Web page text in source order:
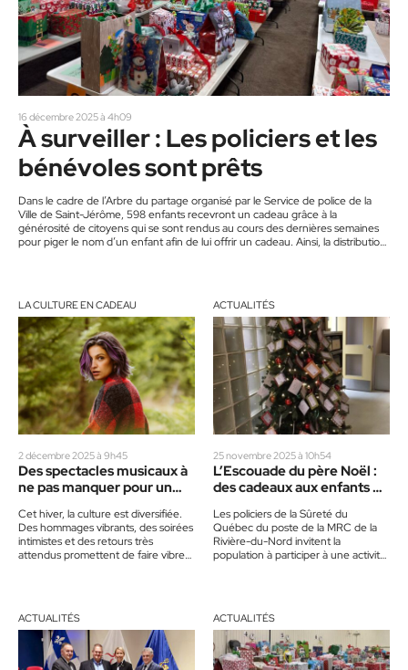
16 décembre 2025 à 4h09
À surveiller : Les policiers et les
bénévoles sont prêts
Dans le cadre de l’Arbre du partage organisé par le Service de police de la
Ville de Saint-Jérôme, 598 enfants recevront un cadeau grâce à la
générosité de citoyens qui se sont rendus au cours des dernières semaines
pour piger le nom d’un enfant afin de lui offrir un cadeau. Ainsi, la distribution
LA CULTURE EN CADEAU
2 décembre 2025 à 9h45
Des spectacles musicaux à
ne pas manquer pour un
Cet hiver, la culture est diversifiée.
Des hommages vibrants, des soirées
intimistes et des retours très
attendus promettent de faire vibrer
ACTUALITÉS
25 novembre 2025 à 10h54
L’Escouade du père Noël :
des cadeaux aux enfants de
Les policiers de la Sûreté du
Québec du poste de la MRC de la
Rivière-du-Nord invitent la
population à participer à une activité
ACTUALITÉS ACTUALITÉS